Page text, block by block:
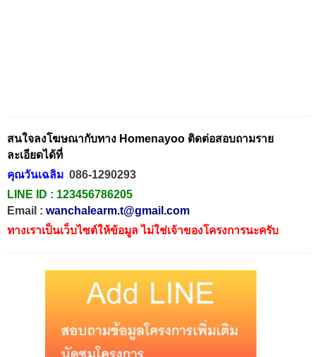
สนใจลงโฆษณากับทาง Homenayoo ติดต่อสอบถามราย
ละเอียดได้ที่
คุณวันเฉลิม 086-1290293
LINE ID : 123456786205
Email : wanchalearm.t@gmail.com
ทางเราเป็นเว็บไซต์ให้ข้อมูล ไม่ใช่เจ้าของโครงการนะครับ